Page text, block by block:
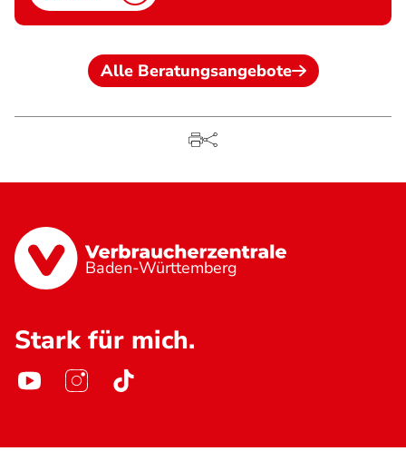
Alle Beratungsangebote
Baden-Württemberg
Stark für mich.